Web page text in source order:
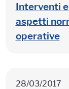
Interventi
aspetti
operative
28/03/2017